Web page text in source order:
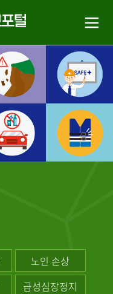
노인 손상
급성심장정지